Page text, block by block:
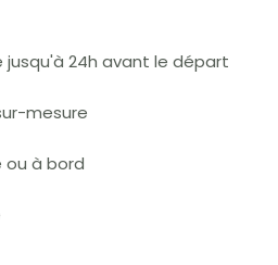
24h avant le départ
mesure
ou à bord